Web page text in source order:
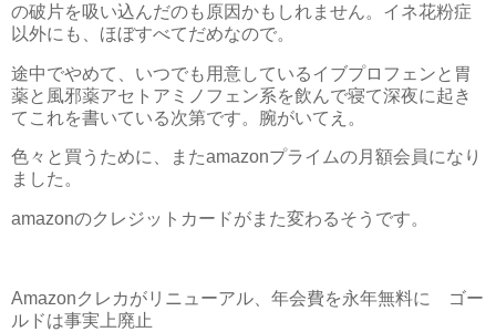
の破片を吸い込んだのも原因かもしれません。イネ花粉症
以外にも、ほぼすべてだめなので。
途中でやめて、いつでも用意しているイブプロフェンと胃
薬と風邪薬アセトアミノフェン系を飲んで寝て深夜に起き
てこれを書いている次第です。腕がいてえ。
色々と買うために、またamazonプライムの月額会員になり
ました。
amazonのクレジットカードがまた変わるそうです。
Amazonクレカがリニューアル、年会費を永年無料に ゴー
ルドは事実上廃止